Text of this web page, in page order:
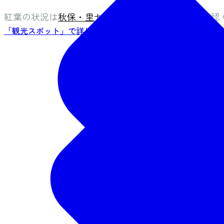
紅葉の状況は秋保・里センターホームページ をご確認
「観光スポット」で詳しく見る